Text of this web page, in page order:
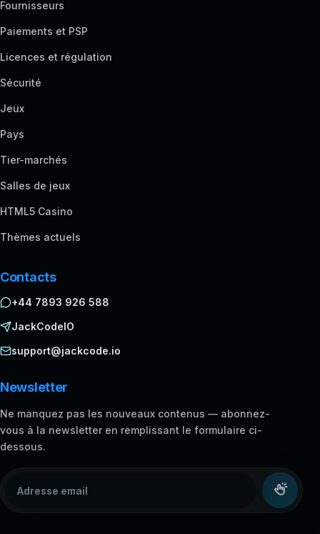
Fournisseurs
Paiements et PSP
Licences et régulation
Sécurité
Jeux
Pays
Tier-marchés
Salles de jeux
HTML5 Casino
Thèmes actuels
Contacts
+44 7893 926 588
JackCodeIO
support@jackcode.io
Newsletter
Ne manquez pas les nouveaux contenus — abonnez-
vous à la newsletter en remplissant le formulaire ci-
dessous.